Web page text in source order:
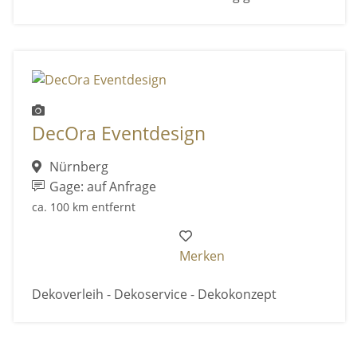
DecOra Eventdesign
Nürnberg
Gage: auf Anfrage
ca. 100 km entfernt
Merken
Dekoverleih - Dekoservice - Dekokonzept